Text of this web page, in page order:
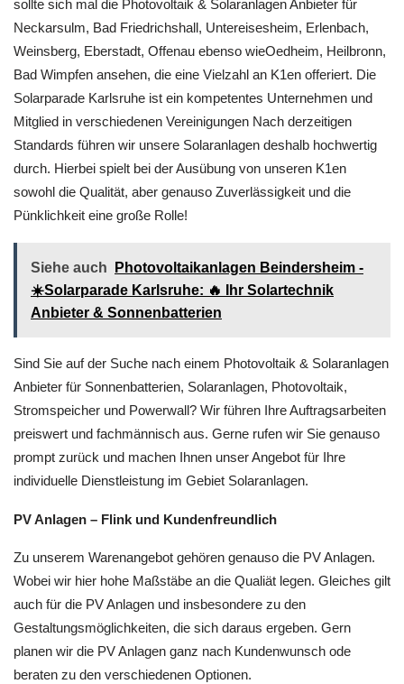
sollte sich mal die Photovoltaik & Solaranlagen Anbieter für
Neckarsulm, Bad Friedrichshall, Untereisesheim, Erlenbach,
Weinsberg, Eberstadt, Offenau ebenso wieOedheim, Heilbronn,
Bad Wimpfen ansehen, die eine Vielzahl an K1en offeriert. Die
Solarparade Karlsruhe ist ein kompetentes Unternehmen und
Mitglied in verschiedenen Vereinigungen Nach derzeitigen
Standards führen wir unsere Solaranlagen deshalb hochwertig
durch. Hierbei spielt bei der Ausübung von unseren K1en
sowohl die Qualität, aber genauso Zuverlässigkeit und die
Pünklichkeit eine große Rolle!
Siehe auch
Photovoltaikanlagen Beindersheim -
☀️Solarparade Karlsruhe: 🔥 Ihr Solartechnik
Anbieter & Sonnenbatterien
Sind Sie auf der Suche nach einem Photovoltaik & Solaranlagen
Anbieter für Sonnenbatterien, Solaranlagen, Photovoltaik,
Stromspeicher und Powerwall? Wir führen Ihre Auftragsarbeiten
preiswert und fachmännisch aus. Gerne rufen wir Sie genauso
prompt zurück und machen Ihnen unser Angebot für Ihre
individuelle Dienstleistung im Gebiet Solaranlagen.
PV Anlagen – Flink und Kundenfreundlich
Zu unserem Warenangebot gehören genauso die PV Anlagen.
Wobei wir hier hohe Maßstäbe an die Qualiät legen. Gleiches gilt
auch für die PV Anlagen und insbesondere zu den
Gestaltungsmöglichkeiten, die sich daraus ergeben. Gern
planen wir die PV Anlagen ganz nach Kundenwunsch ode
beraten zu den verschiedenen Optionen.